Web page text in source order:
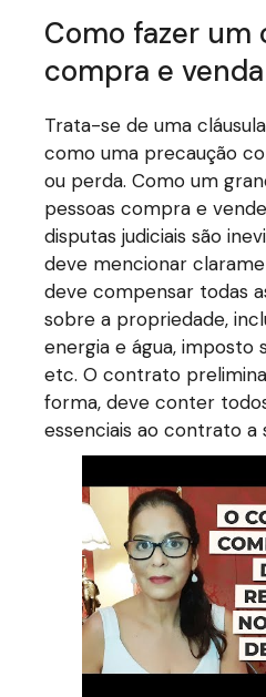
Como fazer
compra e
Trata-se de uma
como uma precaução
ou perda. Como um
pessoas compra e
disputas judiciais são
deve mencionar
deve compensar todas
sobre a propriedade,
energia e água, imposto
etc. O contrato
forma, deve conter
essenciais ao contrato a